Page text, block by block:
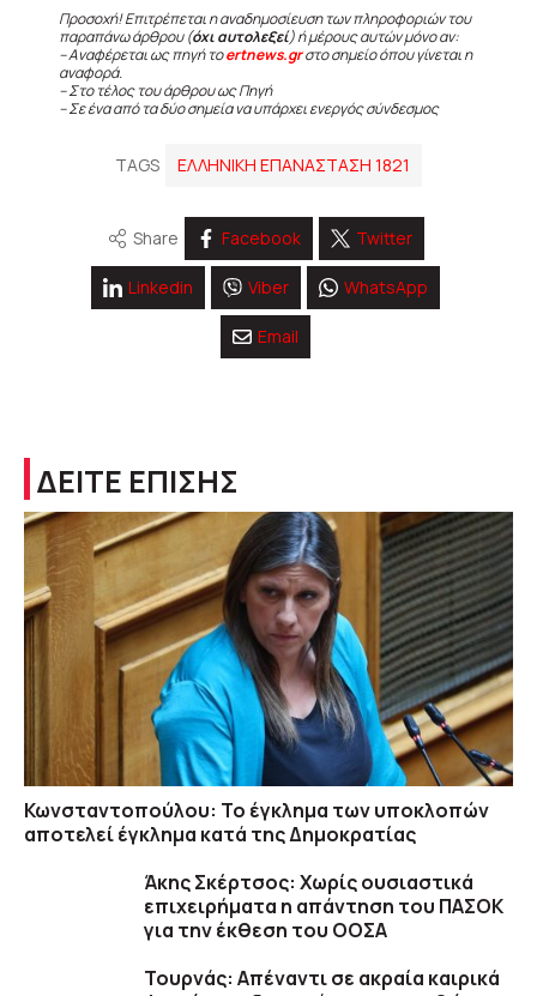
Προσοχή! Επιτρέπεται η αναδημοσίευση των πληροφοριών του
παραπάνω άρθρου (όχι αυτολεξεί) ή μέρους αυτών μόνο αν:
– Αναφέρεται ως πηγή τοertnews.grστο σημείο όπου γίνεται η
αναφορά.
– Στο τέλος του άρθρου ως Πηγή
– Σε ένα από τα δύο σημεία να υπάρχει ενεργός σύνδεσμος
TAGS ΕΛΛΗΝΙΚΗ ΕΠΑΝΑΣΤΑΣΗ 1821
Share Facebook Twitter
Linkedin Viber WhatsApp
Email
ΔΕΙΤΕ ΕΠΙΣΗΣ
Κωνσταντοπούλου: Το έγκλημα των υποκλοπών
αποτελεί έγκλημα κατά της Δημοκρατίας
Άκης Σκέρτσος: Χωρίς ουσιαστικά
επιχειρήματα η απάντηση του ΠΑΣΟΚ
για την έκθεση του ΟΟΣΑ
Τουρνάς: Απέναντι σε ακραία καιρικά